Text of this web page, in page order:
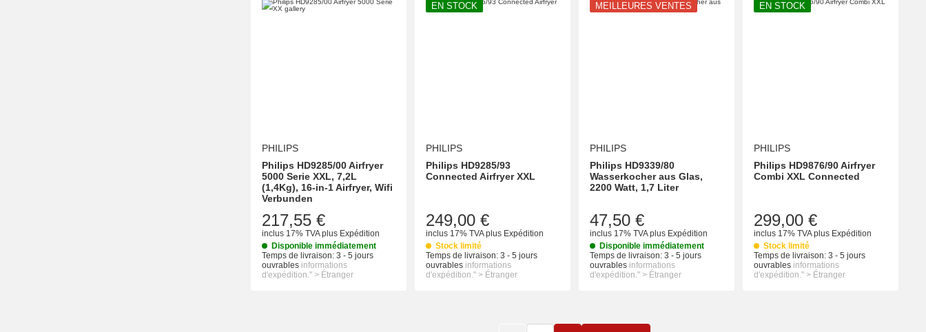
PHILIPS
Philips HD9285/00 Airfryer
5000 Serie XXL, 7,2L
(1,4Kg), 16-in-1 Airfryer, Wifi
Verbunden
217,55 €
inclus 17% TVAplus Expédition
Disponible immédiatement
Temps de livraison: 3 - 5 jours
ouvrables informations
d'expédition." > Étranger
EN STOCK
PHILIPS
Philips HD9285/93
Connected Airfryer XXL
249,00 €
inclus 17% TVAplus Expédition
Stock limité
Temps de livraison: 3 - 5 jours
ouvrables informations
d'expédition." > Étranger
MEILLEURES VENTES
PHILIPS
Philips HD9339/80
Wasserkocher aus Glas,
2200 Watt, 1,7 Liter
47,50 €
inclus 17% TVAplus Expédition
Disponible immédiatement
Temps de livraison: 3 - 5 jours
ouvrables informations
d'expédition." > Étranger
EN STOCK
PHILIPS
Philips HD9876/90 Airfryer
Combi XXL Connected
299,00 €
inclus 17% TVAplus Expédition
Stock limité
Temps de livraison: 3 - 5 jours
ouvrables informations
d'expédition." > Étranger